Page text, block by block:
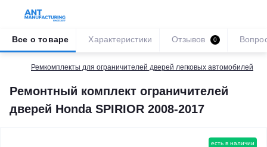
Ремкомплекты для ограничителей дверей легковых автомобилей
Ремонтный комплект ограничителей
дверей Honda SPIRIOR 2008-2017
Все о товаре Характеристики Отзывов 0
есть в наличии